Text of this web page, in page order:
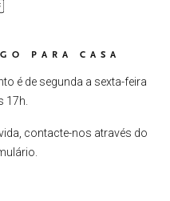
PARA CASA
é de segunda a sexta-feira
17h.
contacte-nos através do